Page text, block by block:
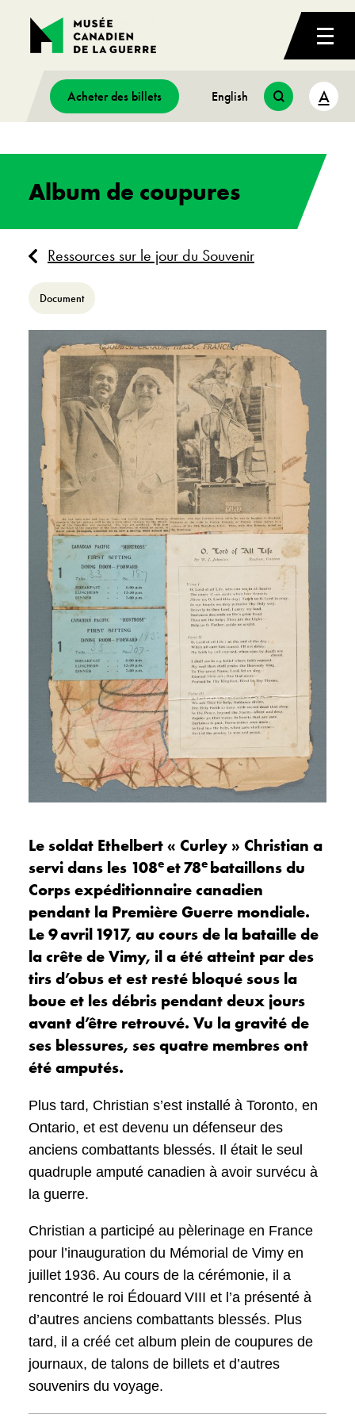
Acheter des billets English A
Album de coupures
Ressources sur le jour du Souvenir
Document
Le soldat Ethelbert « Curley » Christian a
servi dans les 108eet 78e bataillons du
Corps expéditionnaire canadien
pendant la Première Guerre mondiale.
Le 9 avril 1917, au cours de la bataille de
la crête de Vimy, il a été atteint par des
tirs d’obus et est resté bloqué sous la
boue et les débris pendant deux jours
avant d’être retrouvé. Vu la gravité de
ses blessures, ses quatre membres ont
été amputés.
Plus tard, Christian s’est installé à Toronto, en
Ontario, et est devenu un défenseur des
anciens combattants blessés. Il était le seul
quadruple amputé canadien à avoir survécu à
la guerre.
Christian a participé au pèlerinage en France
pour l’inauguration du Mémorial de Vimy en
juillet 1936. Au cours de la cérémonie, il a
rencontré le roi Édouard VIII et l’a présenté à
d’autres anciens combattants blessés. Plus
tard, il a créé cet album plein de coupures de
journaux, de talons de billets et d’autres
souvenirs du voyage.